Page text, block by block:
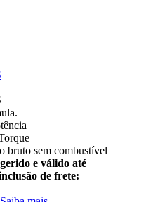
bruto sem combustível
e válido até
de frete: